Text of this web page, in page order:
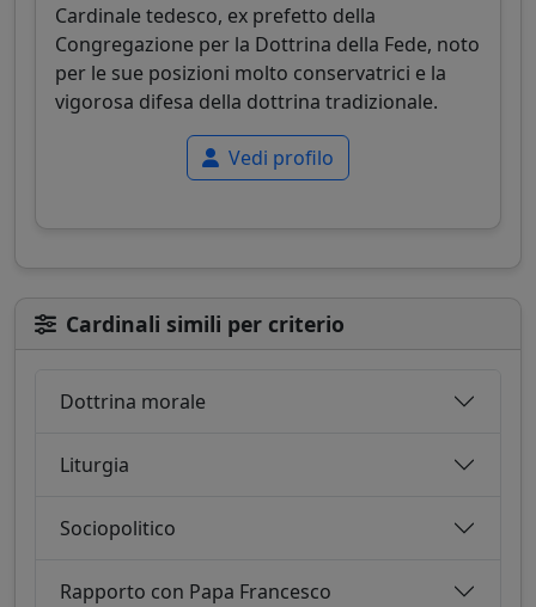
Cardinale tedesco, ex prefetto della
Congregazione per la Dottrina della Fede, noto
per le sue posizioni molto conservatrici e la
vigorosa difesa della dottrina tradizionale.
Vedi profilo
Cardinali simili per criterio
Dottrina morale
Liturgia
Sociopolitico
Rapporto con Papa Francesco